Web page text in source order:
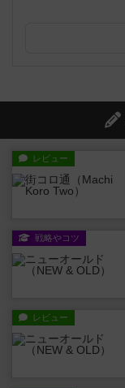
レビュー
戦略やコツ
レビュー